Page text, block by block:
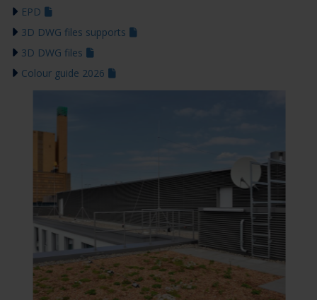
EPD
3D DWG files supports
3D DWG files
Colour guide 2026